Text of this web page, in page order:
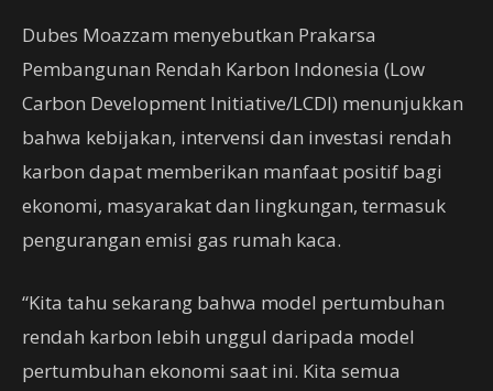
Dubes Moazzam menyebutkan Prakarsa
Pembangunan Rendah Karbon Indonesia (Low
Carbon Development Initiative/LCDI) menunjukkan
bahwa kebijakan, intervensi dan investasi rendah
karbon dapat memberikan manfaat positif bagi
ekonomi, masyarakat dan lingkungan, termasuk
pengurangan emisi gas rumah kaca.
“Kita tahu sekarang bahwa model pertumbuhan
rendah karbon lebih unggul daripada model
pertumbuhan ekonomi saat ini. Kita semua